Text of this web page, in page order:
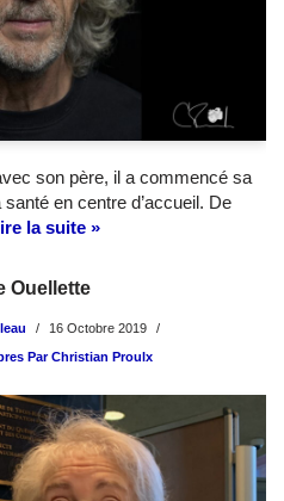
son père, il a commencé sa
en centre d’accueil. De
la suite »
Ouellette
16 Octobre 2019
Par Christian Proulx